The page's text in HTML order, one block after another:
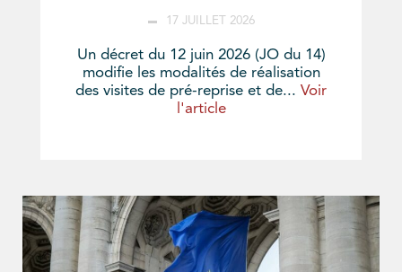
17 JUILLET 2026
Un décret du 12 juin 2026 (JO du 14)
modifie les modalités de réalisation
des visites de pré-reprise et de... Voir
l'article